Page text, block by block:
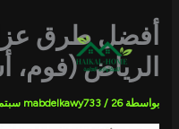
المحتوىأفضل طرق
الرياض
بواسطة mabdelkawy733 / 26 سبتمبر، 2025